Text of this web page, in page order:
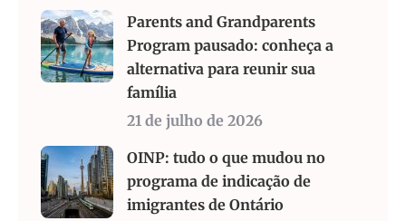
Parents and Grandparents
Program pausado: conheça a
alternativa para reunir sua
família
21 de julho de 2026
OINP: tudo o que mudou no
programa de indicação de
imigrantes de Ontário